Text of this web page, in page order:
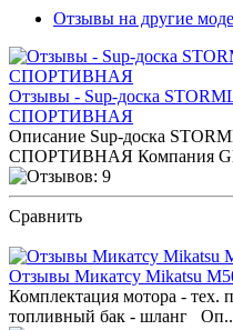
Отзывы на другие
Отзывы - Sup-доска
СПОРТИВНАЯ
Описание Sup-доска
СПОРТИВНАЯ Компания
Сравнить
Отзывы Микатсу Mikatsu
Комплектация мотора - тех.
топливный бак - шланг Оп..